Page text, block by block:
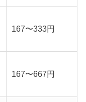
167〜333円
167〜667円